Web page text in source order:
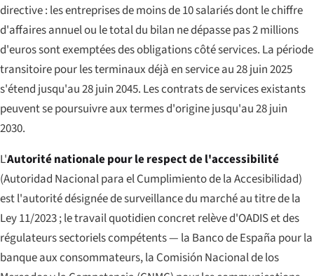
directive : les entreprises de moins de 10 salariés dont le chiffre
d'affaires annuel ou le total du bilan ne dépasse pas 2 millions
d'euros sont exemptées des obligations côté services. La période
transitoire pour les terminaux déjà en service au 28 juin 2025
s'étend jusqu'au 28 juin 2045. Les contrats de services existants
peuvent se poursuivre aux termes d'origine jusqu'au 28 juin
2030.
L'Autorité nationale pour le respect de l'accessibilité
(Autoridad Nacional para el Cumplimiento de la Accesibilidad)
est l'autorité désignée de surveillance du marché au titre de la
Ley 11/2023 ; le travail quotidien concret relève d'OADIS et des
régulateurs sectoriels compétents — la Banco de España pour la
banque aux consommateurs, la Comisión Nacional de los